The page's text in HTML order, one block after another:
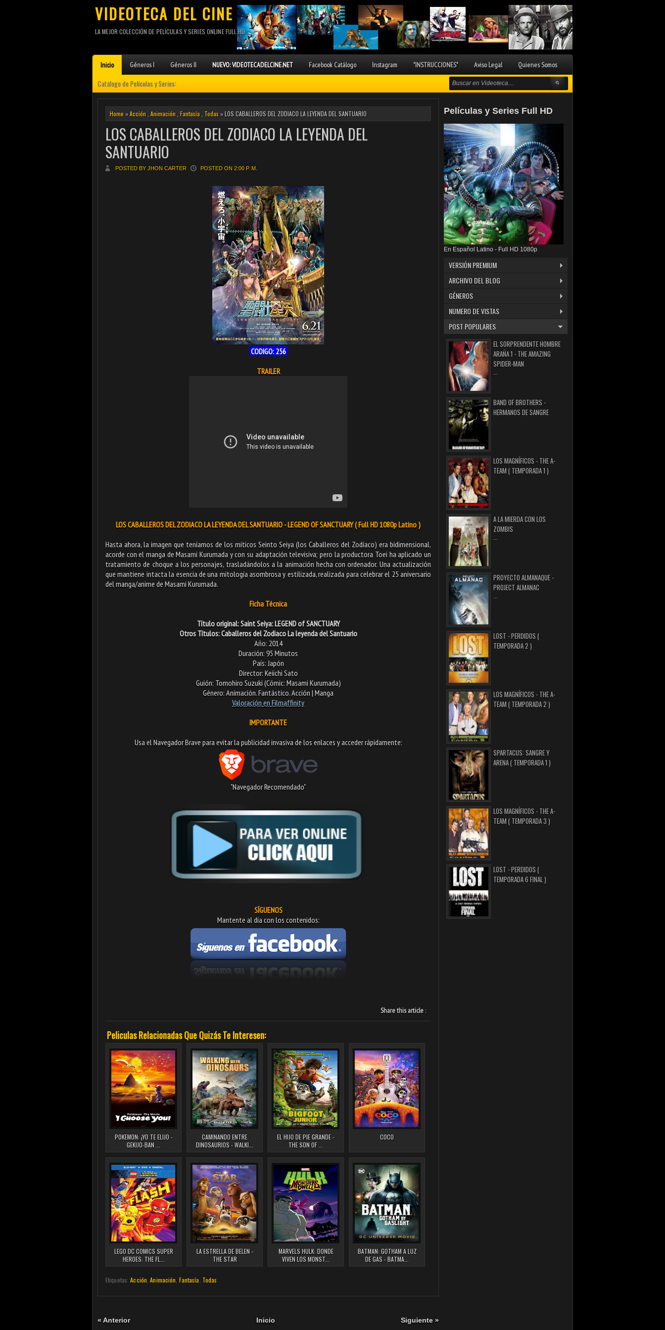
VIDEOTECA DEL CINE
LA MEJOR COLECCIÓN DE PELÍCULAS Y SERIES ONLINE FULL HD
Inicio Géneros I Géneros II NUEVO: VIDEOTECADELCINE.NET Facebook Catálogo Instagram "INSTRUCCIONES" Aviso Legal Quienes Somos
Catálogo de Películas y Series:
Home »Acción Animación Fantasía Todas » LOS CABALLEROS DEL ZODIACO LA LEYENDA DEL SANTUARIO
LOS CABALLEROS DEL ZODIACO LA LEYENDA DEL
SANTUARIO
POSTED BY JHON CARTER POSTED ON 2:00 P. M.
CODIGO: 256
TRAILER
LOS CABALLEROS DEL ZODIACO LA LEYENDA DEL SANTUARIO - LEGEND OF SANCTUARY ( Full HD 1080p Latino )
Hasta ahora, la imagen que teníamos de los míticos Seinto Seiya (los Caballeros del Zodíaco) era bidimensional,
acorde con el manga de Masami Kurumada y con su adaptación televisiva; pero la productora Toei ha aplicado un
tratamiento de choque a los personajes, trasladándolos a la animación hecha con ordenador. Una actualización
que mantiene intacta la esencia de una mitología asombrosa y estilizada, realizada para celebrar el 25 aniversario
del manga/anime de Masami Kurumada.
Ficha Técnica
Título original: Saint Seiya: LEGEND of SANCTUARY
Otros Títulos: Caballeros del Zodiaco La leyenda del Santuario
Año: 2014
Duración: 95 Minutos
País: Japón
Director: Keiichi Sato
Guión: Tomohiro Suzuki (Cómic: Masami Kurumada)
Género: Animación. Fantástico. Acción | Manga
Valoración en Filmaffinity
IMPORTANTE
Usa el Navegador Brave para evitar la publicidad invasiva de los enlaces y acceder rápidamente:​
"Navegador Recomendado"
SÍGUENOS
Mantente al día con los contenidos:
Share this article :
Peliculas Relacionadas Que Quizás Te Interesen:
POKEMON: ¡YO TE ELIJO -
GEKIJO-BAN ...
CAMINANDO ENTRE
DINOSAURIOS - WALKI...
EL HIJO DE PIE GRANDE -
THE SON OF ...
COCO
LEGO DC COMICS SUPER
HEROES: THE FL...
LA ESTRELLA DE BELEN -
THE STAR
MARVELS HULK: DONDE
VIVEN LOS MONST...
BATMAN: GOTHAM A LUZ
DE GAS - BATMA...
Etiquetas:Acción ,Animación Fantasía Todas
« Anterior Siguiente »
Inicio
Películas y Series Full HD
En Español Latino - Full HD 1080p
VERSIÓN PREMIUM
ARCHIVO DEL BLOG
GÉNEROS
NUMERO DE VISTAS
POST POPULARES
EL SORPRENDENTE HOMBRE
ARAÑA 1 - THE AMAZING
SPIDER-MAN
BAND OF BROTHERS -
HERMANOS DE SANGRE
LOS MAGNÍFICOS - THE A-
TEAM ( TEMPORADA 1 )
A LA MIERDA CON LOS
ZOMBIS
PROYECTO ALMANAQUE -
PROJECT ALMANAC
LOST - PERDIDOS (
TEMPORADA 2 )
LOS MAGNÍFICOS - THE A-
TEAM ( TEMPORADA 2 )
SPARTACUS: SANGRE Y
ARENA ( TEMPORADA 1 )
LOS MAGNÍFICOS - THE A-
TEAM ( TEMPORADA 3 )
LOST - PERDIDOS (
TEMPORADA 6 FINAL )